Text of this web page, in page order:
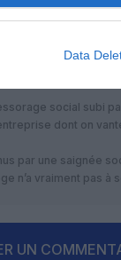
Data
social subi
dont on
par une saignée
n’a vraiment pas à
UN